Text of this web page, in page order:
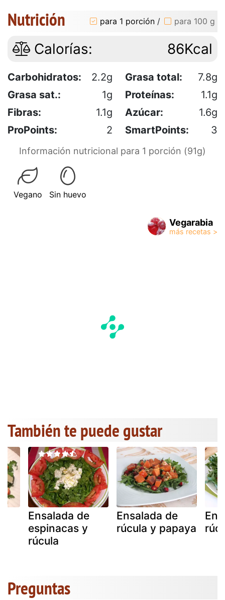
Nutrición para 1 porción / para 100 g
Calorías: 86Kcal
Carbohidratos: 2.2g Grasa total:
7.8g
Grasa sat.:
1g Proteínas:
1.1g
Fibras:
1.1g Azúcar:
1.6g
ProPoints:
2 SmartPoints: 3
Información nutricional para 1 porción (91g)
Vegano Sin huevo
Vegarabia
También te puede gustar
Ensalada de
espinacas y
rúcula
Ensalada de
rúcula y papaya
Preguntas